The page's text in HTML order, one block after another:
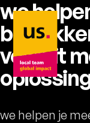
us. – naar home
we
vooruit
we helpen je